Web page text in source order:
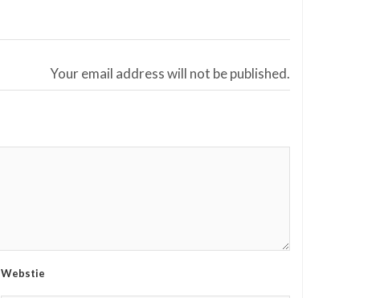
Your email address will not be published.
Webstie